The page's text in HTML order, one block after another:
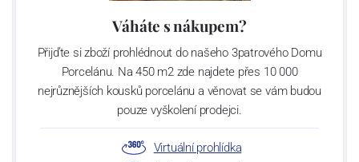
současnosti světelská sklárna provozuje 5 tavících agregátů s
denní kapacitou utavení 145 tun skloviny, což představuje asi 55
milionů kusů strojně foukaných sklenic a odlivek a 11 milionu kusů
dárkových předmětů ročně. V uplynulých letech firma výrazně
investovala do moderních výrobních technologií, nyní provozuje tři
vysoce výkonné linky na výrobu nápojového skla s denní kapacitou
kolem 150 tisíc kusů výrobků. Linky jsou vybaveny
nejmodernějšími prohlížečkami, které zaručují stabilní a vysokou
Váháte s nákupem?
Přijďte si zboží prohlédnout do našeho 3patrového Domu
Porcelánu. Na 450 m2 zde najdete přes 10 000
nejrůznějších kousků porcelánu a věnovat se vám budou
pouze vyškolení prodejci.
Virtuální prohlídka